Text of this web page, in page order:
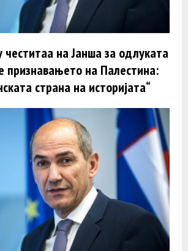
на Јанша за одлуката
признавањето на Палестина:
страна на историјата“